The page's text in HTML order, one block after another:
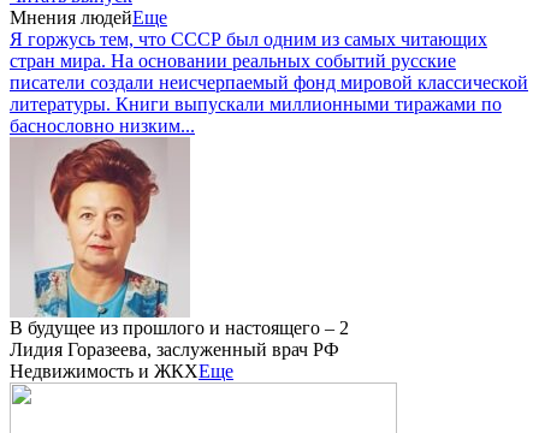
Мнения людейЕще
Я горжусь тем, что СССР был одним из самых читающих
стран мира. На основании реальных событий русские
писатели создали неисчерпаемый фонд мировой классической
литературы. Книги выпускали миллионными тиражами по
баснословно низким...
В будущее из прошлого и настоящего – 2
Лидия Горазеева, заслуженный врач РФ
Недвижимость и ЖКХЕще